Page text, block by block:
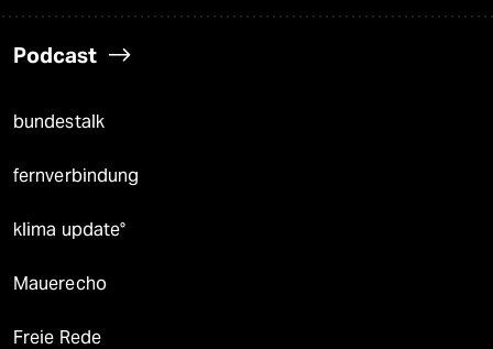
Podcast
bundestalk
fernverbindung
klima update°
Mauerecho
Freie Rede